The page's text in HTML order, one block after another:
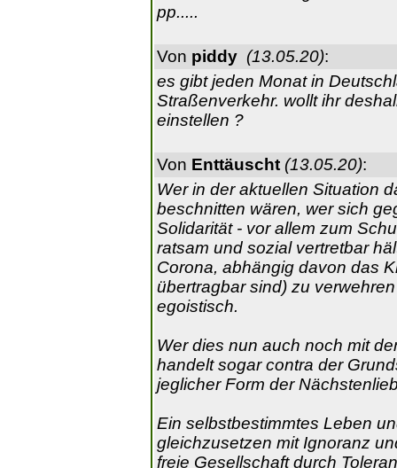
pp.....
Von piddy (13.05.20):
es gibt jeden Monat in
Straßenverkehr. wollt ihr
einstellen ?
Von Enttäuscht (13.05.20):
Wer in der aktuellen Situation
beschnitten wären, wer sich
Solidarität - vor allem zum
ratsam und sozial vertretbar
Corona, abhängig davon das
übertragbar sind) zu
egoistisch.
Wer dies nun auch noch mit
handelt sogar contra der
jeglicher Form der
Ein selbstbestimmtes Leben
gleichzusetzen mit Ignoranz
freie Gesellschaft durch